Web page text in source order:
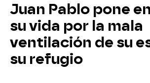
Juan Pablo pone
su vida por la mala
ventilación de su
su refugio